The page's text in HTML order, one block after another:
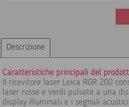
Descrizione
Caratteristiche principali del
Il ricevitore laser Leica RGR 200
laser rosse e verdi pulsate a una
display illuminati e i segnali